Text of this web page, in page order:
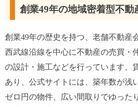
創業49年の地域密着型不動
創業49年の歴史を持つ、老舗不動産
西武線沿線を中心に不動産の売買・
の設計・施工などを行っています。
あり、公式サイトには、築年数が浅
ゼロ円の物件、広い間取りでゆった